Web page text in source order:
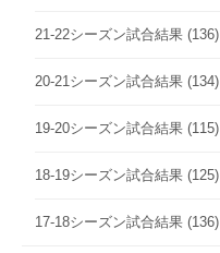
21-22シーズン試合結果 (136)
20-21シーズン試合結果 (134)
19-20シーズン試合結果 (115)
18-19シーズン試合結果 (125)
17-18シーズン試合結果 (136)